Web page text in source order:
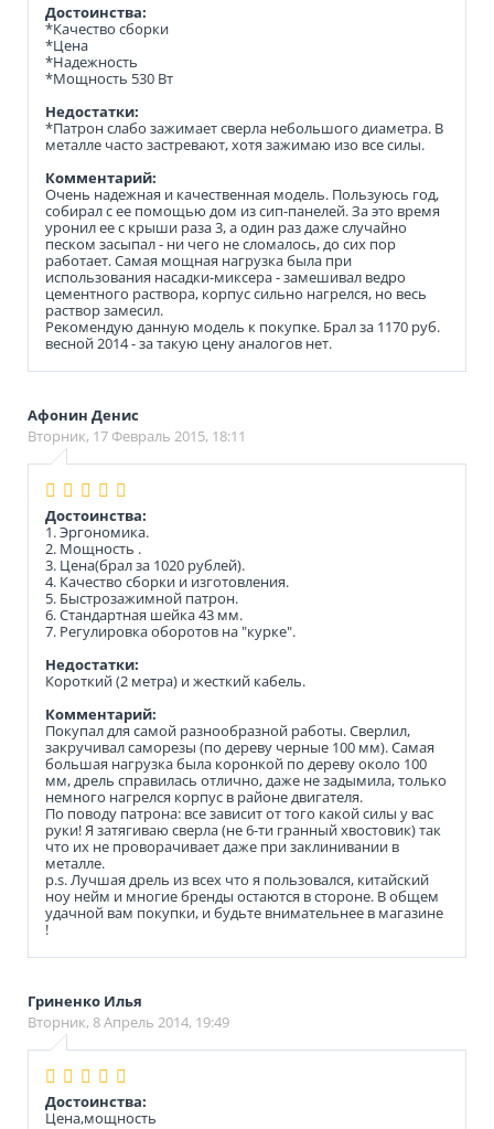
Достоинства:
*Качество сборки
*Цена
*Надежность
*Мощность 530 Вт
Недостатки:
*Патрон слабо зажимает сверла небольшого диаметра. В
металле часто застревают, хотя зажимаю изо все силы.
Комментарий:
Очень надежная и качественная модель. Пользуюсь год,
собирал с ее помощью дом из сип-панелей. За это время
уронил ее с крыши раза 3, а один раз даже случайно
песком засыпал - ни чего не сломалось, до сих пор
работает. Самая мощная нагрузка была при
использования насадки-миксера - замешивал ведро
цементного раствора, корпус сильно нагрелся, но весь
раствор замесил.
Рекомендую данную модель к покупке. Брал за 1170 руб.
весной 2014 - за такую цену аналогов нет.
Афонин Денис
Вторник, 17 Февраль 2015, 18:11
Достоинства:
1. Эргономика.
2. Мощность .
3. Цена(брал за 1020 рублей).
4. Качество сборки и изготовления.
5. Быстрозажимной патрон.
6. Стандартная шейка 43 мм.
7. Регулировка оборотов на "курке".
Недостатки:
Короткий (2 метра) и жесткий кабель.
Комментарий:
Покупал для самой разнообразной работы. Сверлил,
закручивал саморезы (по дереву черные 100 мм). Самая
большая нагрузка была коронкой по дереву около 100
мм, дрель справилась отлично, даже не задымила, только
немного нагрелся корпус в районе двигателя.
По поводу патрона: все зависит от того какой силы у вас
руки! Я затягиваю сверла (не 6-ти гранный хвостовик) так
что их не проворачивает даже при заклинивании в
металле.
p.s. Лучшая дрель из всех что я пользовался, китайский
ноу нейм и многие бренды остаются в стороне. В общем
удачной вам покупки, и будьте внимательнее в магазине
!
Гриненко Илья
Вторник, 8 Апрель 2014, 19:49
Достоинства:
Цена,мощность